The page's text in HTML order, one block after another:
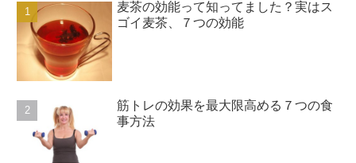
麦茶の効能って知ってました？実はス
ゴイ麦茶、７つの効能
筋トレの効果を最大限高める７つの食
事方法